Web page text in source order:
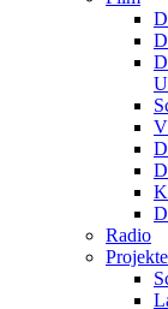
Radio
Projekte